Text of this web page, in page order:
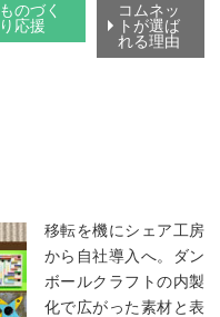
ものづく
り応援
コムネッ
トが選ば
れる理由
移転を機にシェア工房
から自社導入へ。ダン
ボールクラフトの内製
化で広がった素材と表